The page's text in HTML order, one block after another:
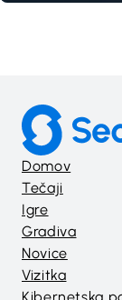
Domov
Tečaji
Igre
Gradiva
Novice
Vizitka